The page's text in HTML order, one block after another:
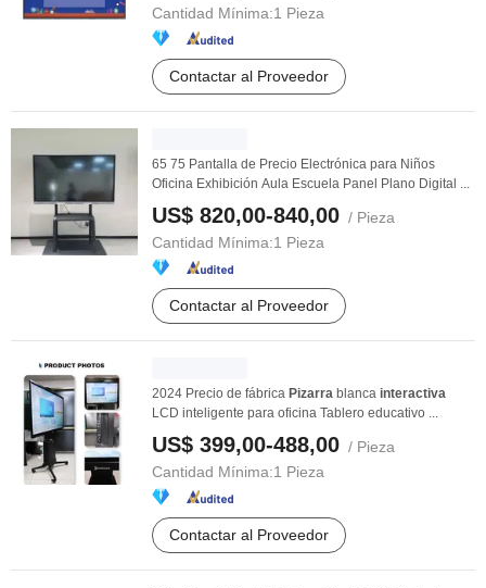
Cantidad Mínima:1 Pieza
Contactar al Proveedor
65 75 Pantalla de Precio Electrónica para Niños
Oficina Exhibición Aula Escuela Panel Plano Digital ...
US$ 820,00-840,00 / Pieza
Cantidad Mínima:1 Pieza
Contactar al Proveedor
2024 Precio de fábrica Pizarra blanca interactiva
LCD inteligente para oficina Tablero educativo ...
US$ 399,00-488,00 / Pieza
Cantidad Mínima:1 Pieza
Contactar al Proveedor